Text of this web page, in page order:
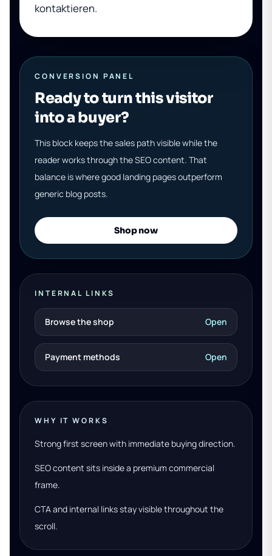
kontaktieren.
CONVERSION PANEL
Ready to turn this visitor
into a buyer?
This block keeps the sales path visible while the
reader works through the SEO content. That
balance is where good landing pages outperform
generic blog posts.
Shop now
INTERNAL LINKS
Browse the shop Open
Payment methods Open
WHY IT WORKS
Strong first screen with immediate buying direction.
SEO content sits inside a premium commercial
frame.
CTA and internal links stay visible throughout the
scroll.